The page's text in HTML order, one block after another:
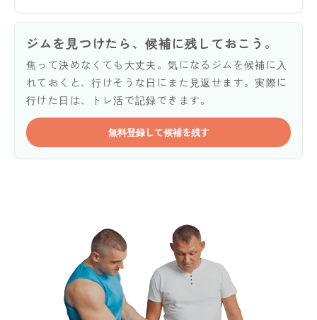
ジムを見つけたら、候補に残しておこう。
焦って決めなくても大丈夫。気になるジムを候補に入
れておくと、行けそうな日にまた見返せます。実際に
行けた日は、トレ活で記録できます。
無料登録して候補を残す